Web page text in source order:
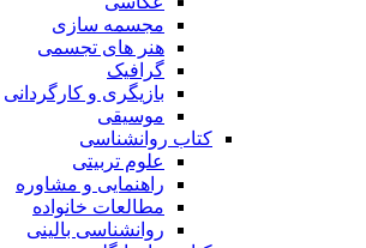
مجسمه سازی
هنر های تجسمی
گرافیک
بازیگری و کارگردانی
موسیقی
کتاب روانشناسی
علوم تربیتی
راهنمایی و مشاوره
مطالعات خانواده
روانشناسی بالینی